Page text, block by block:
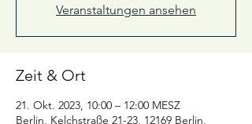
Veranstaltungen ansehen
Zeit & Ort
21. Okt. 2023, 10:00 – 12:00 MESZ
Berlin, Kelchstraße 21-23, 12169 Berlin,